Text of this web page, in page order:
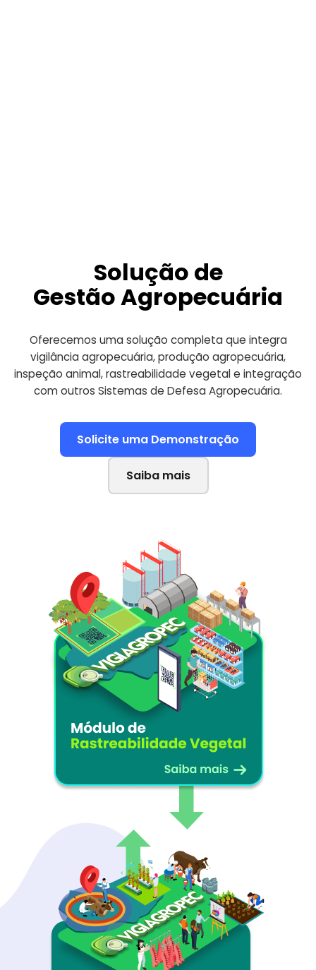
Solução de
Gestão Agropecuária
Oferecemos uma solução completa que integra
vigilância agropecuária, produção agropecuária,
inspeção animal, rastreabilidade vegetal e integração
com outros Sistemas de Defesa Agropecuária.
Solicite uma Demonstração
Saiba mais